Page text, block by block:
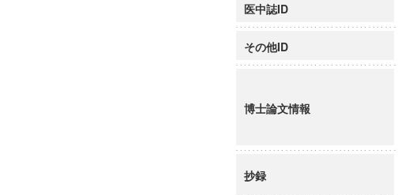
医中誌ID
その他ID
博士論文情報
抄録